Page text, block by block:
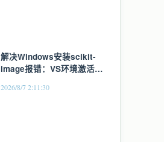
解决Windows安装scikit-
image报错：VS环境激活失
2026/8/7 2:11:30